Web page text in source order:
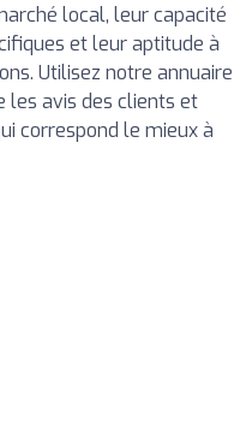
local, leur capacité
et leur aptitude à
Utilisez notre annuaire
les avis des clients et
correspond le mieux à